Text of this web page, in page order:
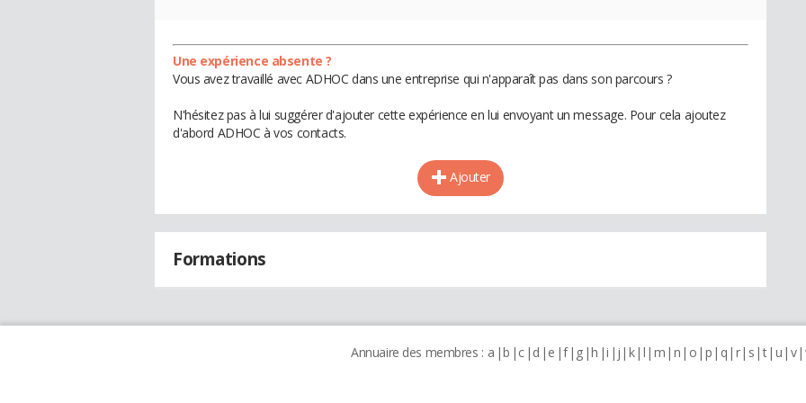
Une expérience absente ?
Vous avez travaillé avec ADHOC dans une entreprise qui n'apparaît pas dans son parcours ?
N'hésitez pas à lui suggérer d'ajouter cette expérience en lui envoyant un message. Pour cela ajoutez
d'abord ADHOC à vos contacts.
Ajouter
Formations
Annuaire des membres : a b c d e f g h i j k l m n o p q r s t u v